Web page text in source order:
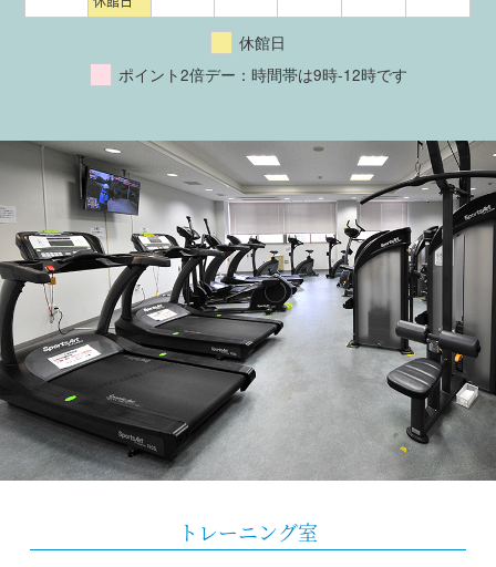
休館日
ポイント2倍デー：時間帯は9時-12時です
トレーニング室